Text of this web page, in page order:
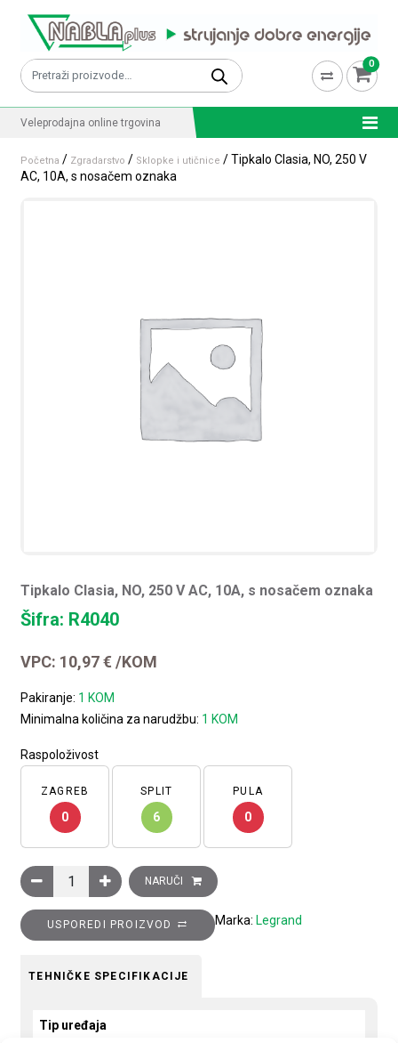
Pretraži: 0
Veleprodajna online trgovina
Početna / Zgradarstvo / Sklopke i utičnice / Tipkalo Clasia, NO, 250 V
AC, 10A, s nosačem oznaka
Tipkalo Clasia, NO, 250 V AC, 10A, s nosačem oznaka
Šifra: R4040
VPC: 10,97€ /KOM
Pakiranje: 1 KOM
Minimalna količina za narudžbu: 1 KOM
Raspoloživost
ZAGREB
0
SPLIT
6
PULA
0
Tipkalo Clasia, NO, 250 V AC, 10A, s nosačem oznaka količina
NARUČI
USPOREDI PROIZVOD Marka: Legrand
TEHNIČKE SPECIFIKACIJE
Tip uređaja